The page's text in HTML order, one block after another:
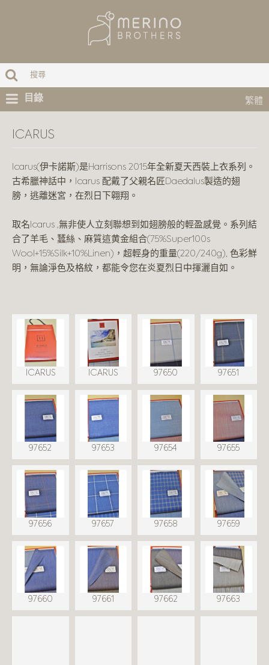
繁體
目錄
ICARUS
Icarus(伊卡諾斯)是Harrisons 2015年全新夏天西裝上衣系列。
古希臘神話中，Icarus 配戴了父親名匠Daedalus製造的翅
膀，逃離迷宮，在烈日下翱翔。
取名Icarus ,無非使人立刻聯想到如翅膀般的輕盈感覺。系列結
合了羊毛、蠶絲、麻質這黄金組合(75%Super100s
Wool+15%Silk+10%Linen)，超輕身的重量(220/240g), 色彩鮮
明，無論淨色及格紋，都能令您在炎夏烈日中揮灑自如。
ICARUS ICARUS 97650 97651
97652 97653 97654 97655
97656 97657 97658 97659
97660 97661 97662 97663